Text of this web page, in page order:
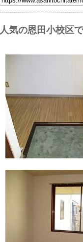
人気の恩田小校区